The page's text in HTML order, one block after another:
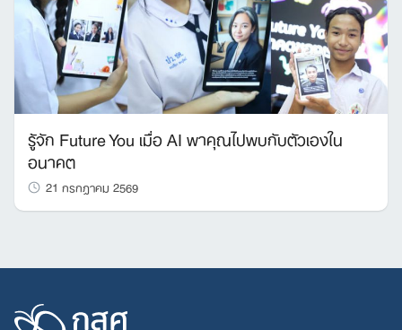
รู้จัก Future You เมื่อ AI พาคุณไปพบกับตัวเองใน
อนาคต
21 กรกฎาคม 2569